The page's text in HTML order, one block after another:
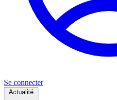
Se connecter
Actualité